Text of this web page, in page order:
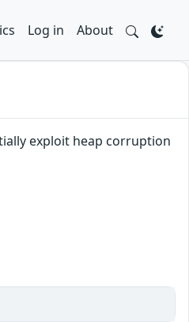
Log in About
exploit heap corruption